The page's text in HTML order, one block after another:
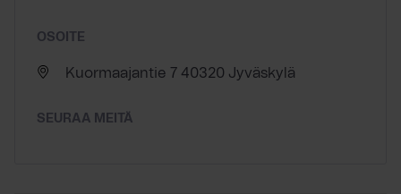
OSOITE
Kuormaajantie 7 40320 Jyväskylä
SEURAA MEITÄ